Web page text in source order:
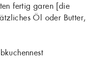
fertig garen [die
Öl oder Butter,